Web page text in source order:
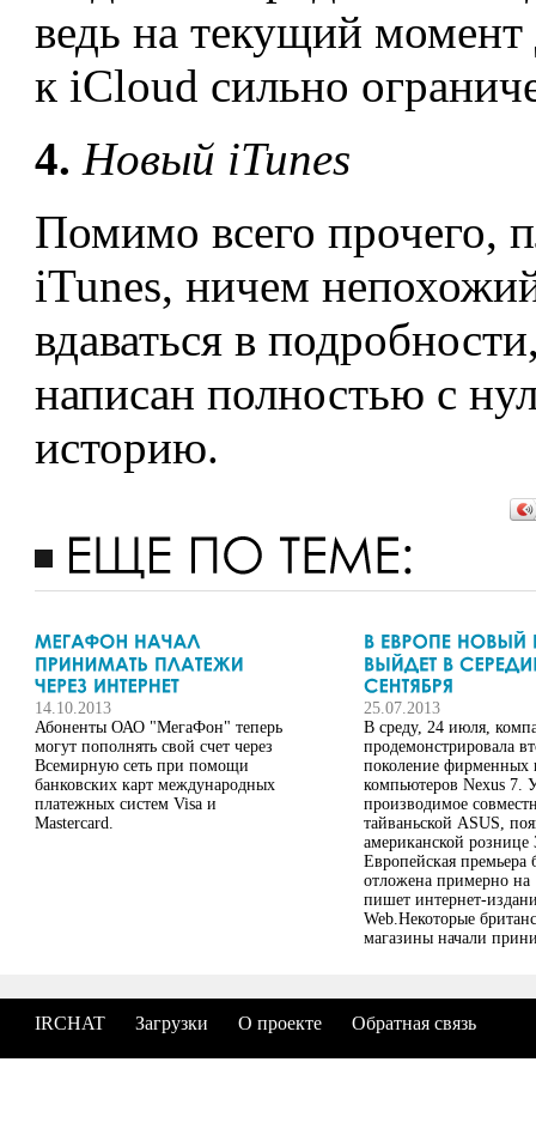
ведь на текущий момент
к iCloud сильно
4. Новый iTunes
Помимо всего прочего,
iTunes, ничем
вдаваться в
написан полностью с
историю.
14.10.2013
Абоненты ОАО "МегаФон" теперь
могут пополнять свой счет через
Всемирную сеть при помощи
банковских карт международных
платежных систем Visa и
Mastercard.
25.07.2013
В среду, 24 июля,
продемонстрировала
поколение фирменных
компьютеров Nexus 7.
производимое
тайваньской ASUS,
американской рознице
Европейская премьера
отложена примерно на
пишет интернет-
Web.Некоторые
магазины начали
2013 года
IRCHAT Загрузки О проекте Обратная связь